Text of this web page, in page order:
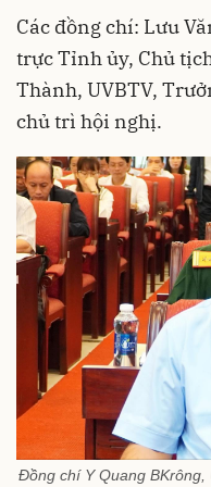
Các đồng chí: Lưu
trực Tỉnh ủy, Chủ
Thành, UVBTV,
chủ trì hội nghị.
Đồng chí Y Quang BKrông,